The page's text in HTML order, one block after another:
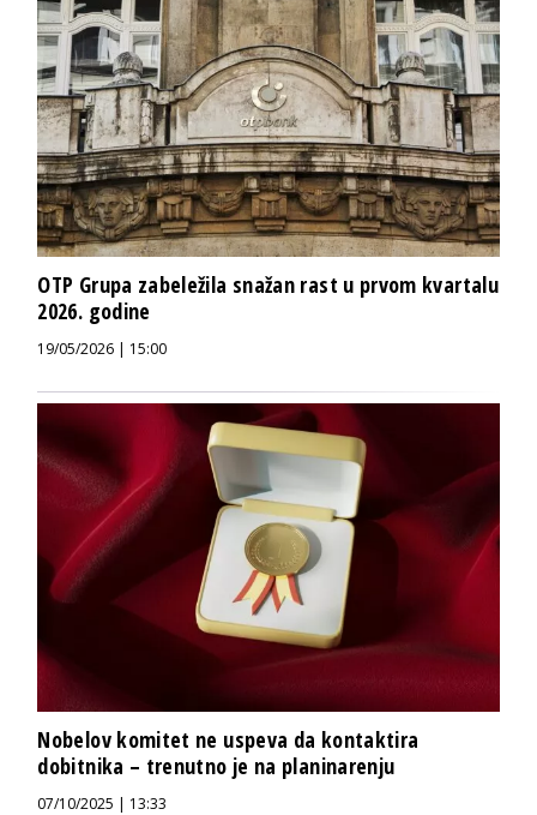
OTP Grupa zabeležila snažan rast u prvom kvartalu
2026. godine
19/05/2026 | 15:00
Nobelov komitet ne uspeva da kontaktira
dobitnika – trenutno je na planinarenju
07/10/2025 | 13:33